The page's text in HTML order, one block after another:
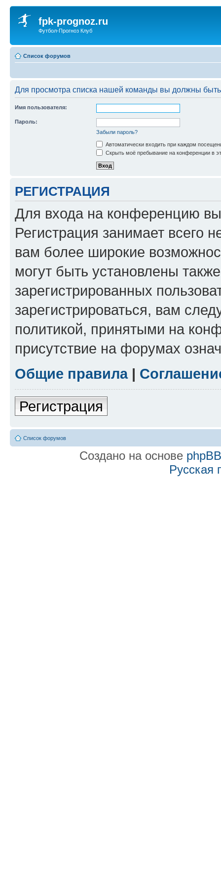
fpk-prognoz.ru
Футбол-Прогноз Клуб
Список форумов
Для просмотра списка нашей команды вы должны
Имя пользователя:
Пароль:
Забыли пароль?
Автоматически входить при каждом
Скрыть моё пребывание на конференции в
РЕГИСТРАЦИЯ
Для входа на конференцию
Регистрация занимает всего
вам более широкие
могут быть установлены
зарегистрированных
зарегистрироваться, вам
политикой, принятыми на
присутствие на форумах
Общие правила|
Регистрация
Список форумов
Создано на основе phpBB
Русская